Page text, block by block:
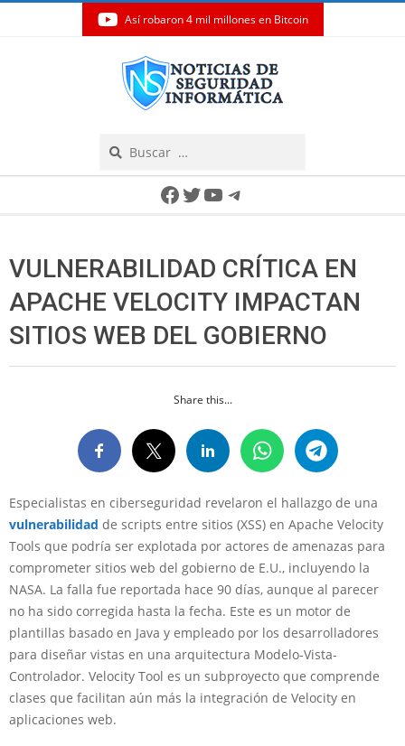
Así robaron 4 mil millones en Bitcoin
Facebook
Twitter
YouTube
Telegram
VULNERABILIDAD CRÍTICA EN
APACHE VELOCITY IMPACTAN
SITIOS WEB DEL GOBIERNO
Share this...
Especialistas en ciberseguridad revelaron el hallazgo de una
vulnerabilidad de scripts entre sitios (XSS) en Apache Velocity
Tools que podría ser explotada por actores de amenazas para
comprometer sitios web del gobierno de E.U., incluyendo la
NASA. La falla fue reportada hace 90 días, aunque al parecer
no ha sido corregida hasta la fecha. Este es un motor de
plantillas basado en Java y empleado por los desarrolladores
para diseñar vistas en una arquitectura Modelo-Vista-
Controlador. Velocity Tool es un subproyecto que comprende
clases que facilitan aún más la integración de Velocity en
aplicaciones web.